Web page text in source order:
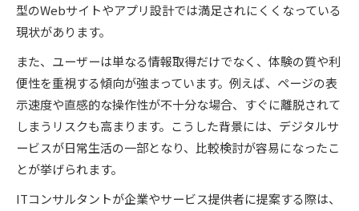
ITコンサルタント流UIUXの基礎用語と最新ト
レンド
「UXとは何か」ITコンサルタントの現場解説
ユーザーエクスペリエンス向上の基本
ITコンサルタントが提案するUX改善の基本ス
テップ
ユーザーエクスペリエンス向上に必要な発想法
デジタルユーザー視点で考えるUXの重要性
UIUXとは何かを押さえて体験価値を高める方
型のWebサイトやアプリ設計では満足されにくくなっている
現状があります。
また、ユーザーは単なる情報取得だけでなく、体験の質や利
便性を重視する傾向が強まっています。例えば、ページの表
示速度や直感的な操作性が不十分な場合、すぐに離脱されて
しまうリスクも高まります。こうした背景には、デジタルサ
ービスが日常生活の一部となり、比較検討が容易になったこ
とが挙げられます。
ITコンサルタントが企業やサービス提供者に提案する際は、